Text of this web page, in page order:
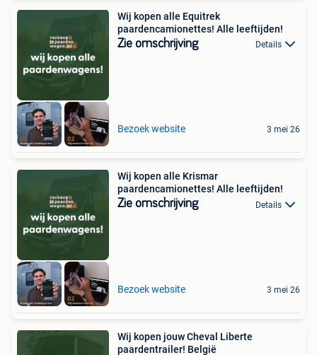
Wij kopen alle Equitrek
paardencamionettes! Alle leeftijden!
Zie omschrijving Details
Bezoek website 3 mei 26
Wij kopen alle Krismar
paardencamionettes! Alle leeftijden!
Zie omschrijving Details
Bezoek website 3 mei 26
Wij kopen jouw Cheval Liberte
paardentrailer! België